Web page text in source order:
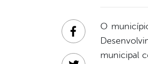
O
municipal
Facebook